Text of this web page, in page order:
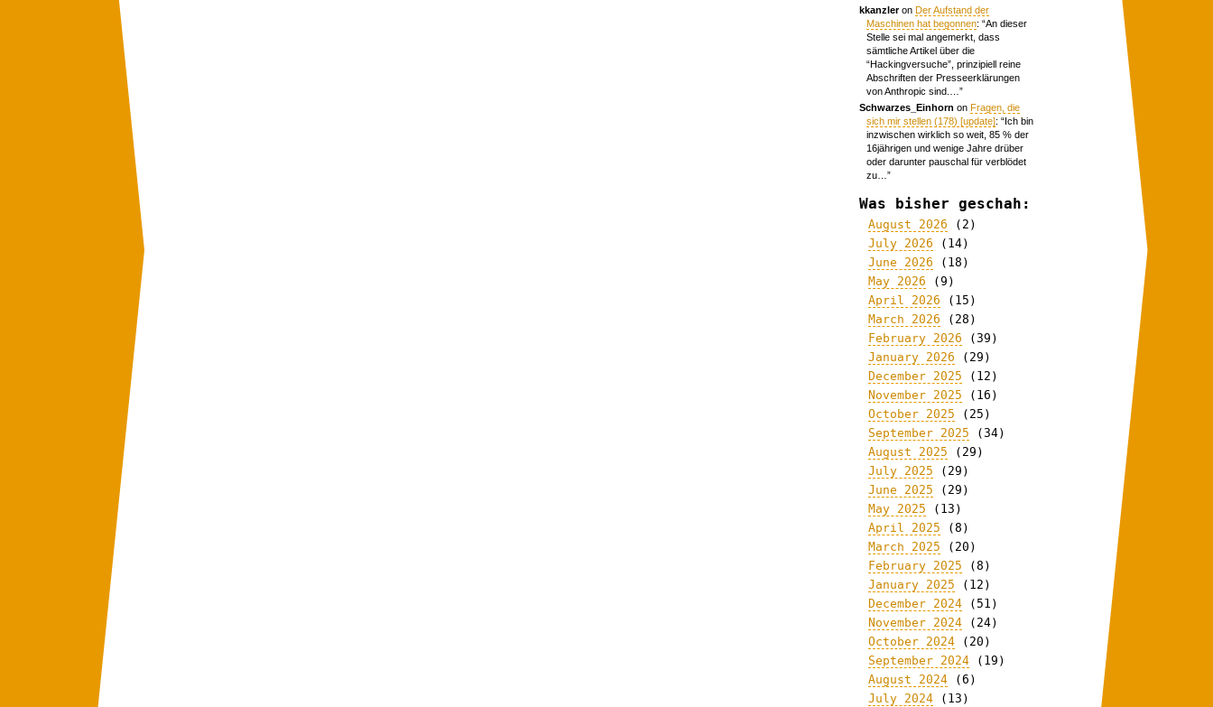
kkanzleronDer Aufstand der
Maschinen hat begonnen: “An dieser
Stelle sei mal angemerkt, dass
sämtliche Artikel über die
“Hackingversuche”, prinzipiell reine
Abschriften der Presseerklärungen
von Anthropic sind.… ”
Schwarzes_Einhorn onFragen, die
sich mir stellen (178) [update]: “Ich bin
inzwischen wirklich so weit, 85 % der
16jährigen und wenige Jahre drüber
oder darunter pauschal für verblödet
zu… ”
Was bisher geschah:
August 2026 (2)
July 2026 (14)
June 2026 (18)
May 2026 (9)
April 2026 (15)
March 2026 (28)
February 2026 (39)
January 2026 (29)
December 2025 (12)
November 2025 (16)
October 2025 (25)
September 2025 (34)
August 2025 (29)
July 2025 (29)
June 2025 (29)
May 2025 (13)
April 2025 (8)
March 2025 (20)
February 2025 (8)
January 2025 (12)
December 2024 (51)
November 2024 (24)
October 2024 (20)
September 2024 (19)
August 2024 (6)
July 2024 (13)